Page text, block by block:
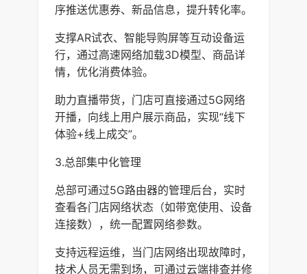
序推送优惠券、新品信息，提升转化率。
支撑AR试衣、智能导购屏等互动设备运
行，通过高速网络加载3D模型、商品详
情，优化消费体验。
助力直播带货，门店可直接通过5G网络
开播，向线上用户展示商品，实现“线下
体验+线上成交”。
3.总部集中化管理
总部可通过5G路由器的管理后台，实时
查看各门店网络状态（如带宽使用、设备
连接数），统一配置网络参数。
支持远程运维，当门店网络出现故障时，
技术人员无需到场，可通过云端排查并修